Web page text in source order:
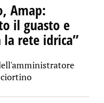
Amap:
il guasto e
rete idrica”